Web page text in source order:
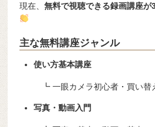
現在、無料で視聴できる録画講座が
主な無料講座ジャンル
使い方基本講座
┗ 一眼カメラ初心者・買い替
写真・動画入門